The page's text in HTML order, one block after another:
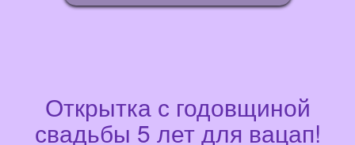
Открытка с годовщиной
свадьбы 5 лет для вацап!